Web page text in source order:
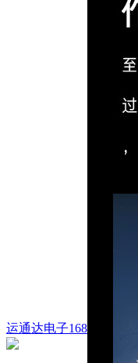
运通达电子168